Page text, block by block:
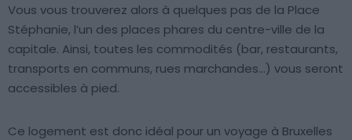
Vous vous trouverez alors à quelques pas de la Place
Stéphanie, l’un des places phares du centre-ville de la
capitale. Ainsi, toutes les commodités (bar, restaurants,
transports en communs, rues marchandes…) vous seront
accessibles à pied.
Ce logement est donc idéal pour un voyage à Bruxelles